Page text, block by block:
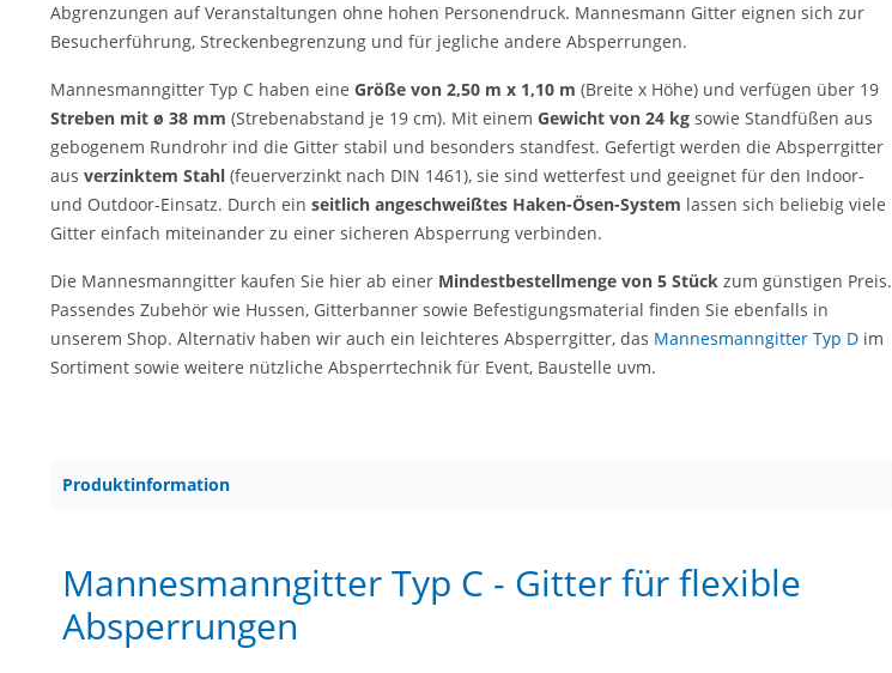
Abgrenzungen auf Veranstaltungen ohne hohen Personendruck. Mannesmann Gitter eignen sich zur
Besucherführung, Streckenbegrenzung und für jegliche andere Absperrungen.
Mannesmanngitter Typ C haben eine Größe von 2,50 m x 1,10 m (Breite x Höhe) und verfügen über 19
Streben mit ø 38 mm (Strebenabstand je 19 cm). Mit einem Gewicht von 24 kg sowie Standfüßen aus
gebogenem Rundrohr ind die Gitter stabil und besonders standfest. Gefertigt werden die Absperrgitter
aus verzinktem Stahl (feuerverzinkt nach DIN 1461), sie sind wetterfest und geeignet für den Indoor-
und Outdoor-Einsatz. Durch ein seitlich angeschweißtes Haken-Ösen-System lassen sich beliebig viele
Gitter einfach miteinander zu einer sicheren Absperrung verbinden.
Die Mannesmanngitter kaufen Sie hier ab einer Mindestbestellmenge von 5 Stück zum günstigen Preis.
Passendes Zubehör wie Hussen, Gitterbanner sowie Befestigungsmaterial finden Sie ebenfalls in
unserem Shop. Alternativ haben wir auch ein leichteres Absperrgitter, das Mannesmanngitter Typ D im
Sortiment sowie weitere nützliche Absperrtechnik für Event, Baustelle uvm.
Produktinformation
Mannesmanngitter Typ C - Gitter für flexible
Absperrungen